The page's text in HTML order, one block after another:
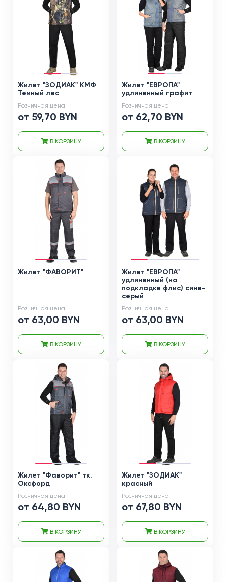
Жилет "ЗОДИАК" КМФ
Темный лес
Розничная цена
от 59,70 BYN
В КОРЗИНУ
Жилет "ЕВРОПА"
удлиненный графит
Розничная цена
от 62,70 BYN
В КОРЗИНУ
Жилет "ФАВОРИТ"
Розничная цена
от 63,00 BYN
В КОРЗИНУ
Жилет "ЕВРОПА"
удлиненный (на
подкладке флис) сине-
серый
Розничная цена
от 63,00 BYN
В КОРЗИНУ
Жилет "Фаворит" тк.
Оксфорд
Розничная цена
от 64,80 BYN
В КОРЗИНУ
Жилет "ЗОДИАК"
красный
Розничная цена
от 67,80 BYN
В КОРЗИНУ